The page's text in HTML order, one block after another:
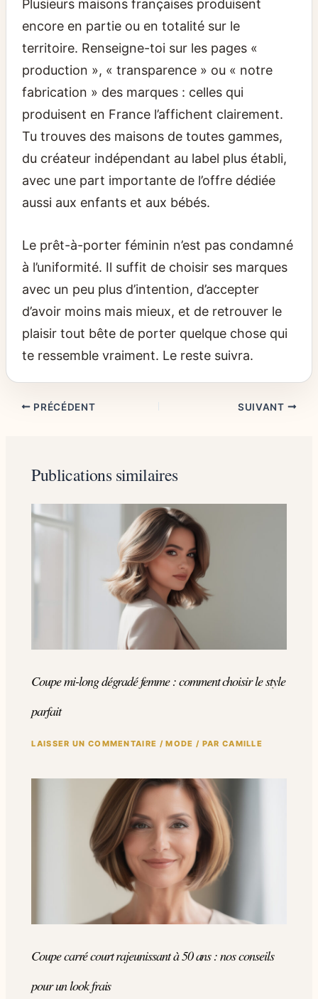
Plusieurs maisons françaises produisent
encore en partie ou en totalité sur le
territoire. Renseigne-toi sur les pages «
production », « transparence » ou « notre
fabrication » des marques : celles qui
produisent en France l’affichent clairement.
Tu trouves des maisons de toutes gammes,
du créateur indépendant au label plus établi,
avec une part importante de l’offre dédiée
aussi aux enfants et aux bébés.
Le prêt-à-porter féminin n’est pas condamné
à l’uniformité. Il suffit de choisir ses marques
avec un peu plus d’intention, d’accepter
d’avoir moins mais mieux, et de retrouver le
plaisir tout bête de porter quelque chose qui
te ressemble vraiment. Le reste suivra.
PRÉCÉDENT SUIVANT
Publications similaires
Coupe mi-long dégradé femme : comment choisir le style
parfait
LAISSER UN COMMENTAIRE /MODE / PAR CAMILLE
Coupe carré court rajeunissant à 50 ans : nos conseils
pour un look frais